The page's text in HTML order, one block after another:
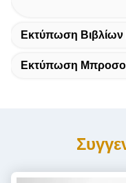
Εκτύπωση
Εκτύπωση